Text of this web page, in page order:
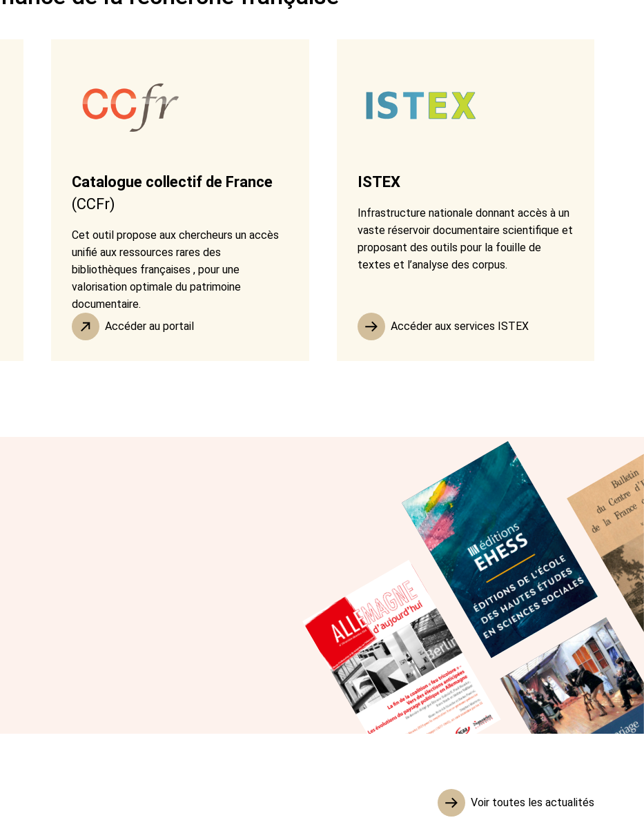
Catalogue collectif de France
(CCFr)
Cet outil propose aux chercheurs un accès
unifié aux ressources rares des
bibliothèques françaises , pour une
valorisation optimale du patrimoine
documentaire.
Accéder au portail
ISTEX
Infrastructure nationale donnant accès à un
vaste réservoir documentaire scientifique et
proposant des outils pour la fouille de
textes et l’analyse des corpus.
Accéder aux services ISTEX
Voir toutes les actualités